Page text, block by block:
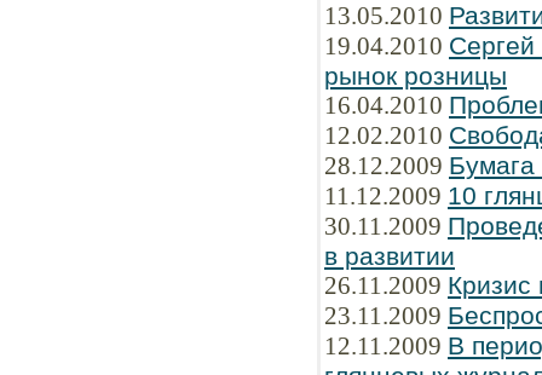
13.05.2010
19.04.2010 Сергей
рынок розницы
16.04.2010
12.02.2010
28.12.2009
11.12.2009 10
30.11.2009
в развитии
26.11.2009
23.11.2009
12.11.2009 В